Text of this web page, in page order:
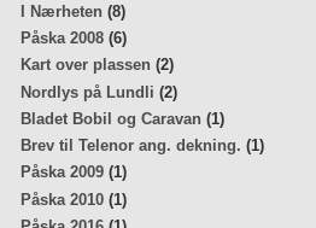
I Nærheten (8)
Påska 2008 (6)
Kart over plassen (2)
Nordlys på Lundli (2)
Bladet Bobil og Caravan (1)
Brev til Telenor ang. dekning. (1)
Påska 2009 (1)
Påska 2010 (1)